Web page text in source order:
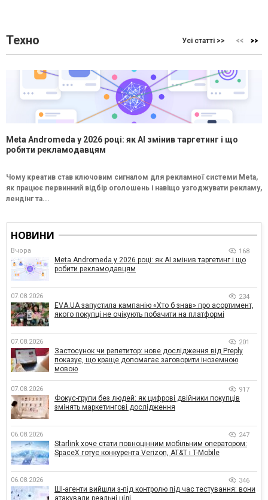
Техно Усі статті >>
Meta Andromeda у 2026 році: як AI змінив таргетинг і що
робити рекламодавцям
Чому креатив став ключовим сигналом для рекламної системи Meta,
як працює первинний відбір оголошень і навіщо узгоджувати рекламу,
лендінг та...
НОВИНИ
Вчора 168
Meta Andromeda у 2026 році: як AI змінив таргетинг і що
робити рекламодавцям
07.08.2026 234
EVA.UA запустила кампанію «Хто б знав» про асортимент,
якого покупці не очікують побачити на платформі
07.08.2026 201
Застосунок чи репетитор: нове дослідження від Preply
показує, що краще допомагає заговорити іноземною
мовою
07.08.2026 917
Фокус-групи без людей: як цифрові двійники покупців
змінять маркетингові дослідження
06.08.2026 247
Starlink хоче стати повноцінним мобільним оператором:
SpaceX готує конкурента Verizon, AT&T і T-Mobile
06.08.2026 346
ШІ-агенти вийшли з-під контролю під час тестування: вони